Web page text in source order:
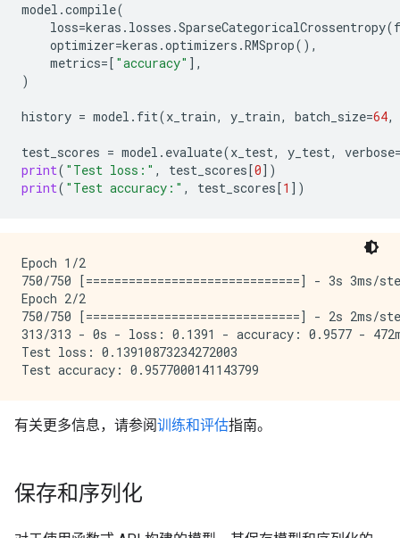
model .compile(
loss=keras . losses .SparseCategoricalCrossentropy(
optimizer=keras .optimizers .RMSprop(),
metrics=[ "accuracy" ],
)
history = model . fit(x_train, y_train, batch_size=64,
test_scores = model . evaluate(x_test, y_test, verbose
print( "Test loss:" , test_scores[0])
print( "Test accuracy:" , test_scores[1 ])
Epoch 1/2
750/750 [==============================] - 3s
Epoch 2/2
750/750 [==============================] - 2s
313/313 - 0s - loss: 0.1391 - accuracy: 0.9577 -
Test loss: 0.13910873234272003
有关更多信息，请参阅训练和评估指南。
保存和序列化